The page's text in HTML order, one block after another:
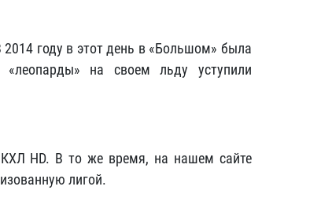
году в этот день в «Большом» была
на своем льду уступили
HD. В то же время, на нашем сайте
лигой.